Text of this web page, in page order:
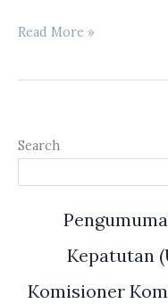
Yulisman
Saat
Upacara
Kemerdekaan
78
Read More »
Search
Kepatutan
Komisioner